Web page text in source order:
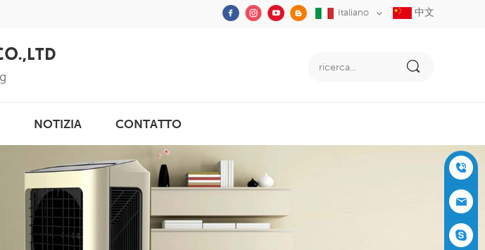
Italiano 中文
NOTIZIA CONTATTO
+86-05
91-2353
siboly@s